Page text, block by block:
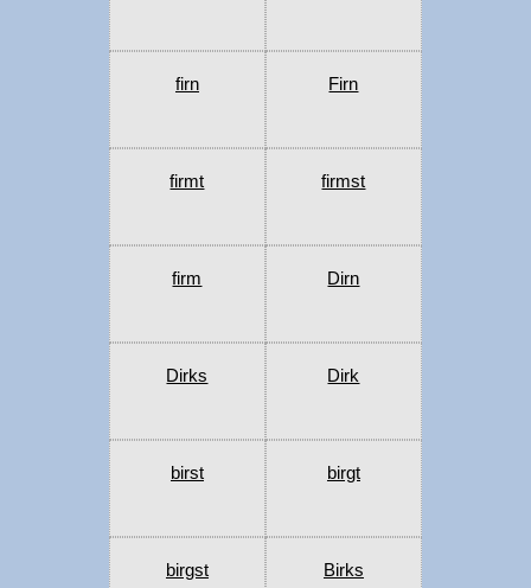
firn Firn
firmt firmst
firm Dirn
Dirks Dirk
birst birgt
birgst Birks